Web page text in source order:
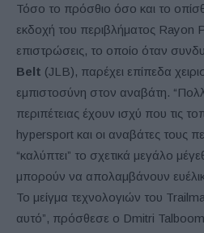
Τόσο το πρόσθιο όσο και το
εκδοχή του περιβλήματος Rayon
επιστρώσεις, το οποίο όταν
Belt (JLB), παρέχει επίπεδα
εμπιστοσύνη στον αναβάτη.
περιπέτειας έχουν ισχύ που τις
hypersport και οι αναβάτες τους
“καλύπτει” το σχετικά μεγάλο
μπορούν να απολαμβάνουν
Το μείγμα τεχνολογιών του
αυτό”, πρόσθεσε ο Dmitri